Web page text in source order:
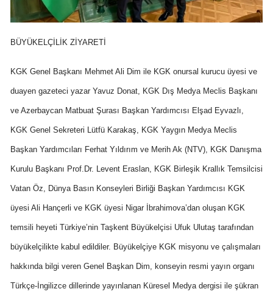
BÜYÜKELÇİLİK ZİYARETİ
KGK Genel Başkanı Mehmet Ali Dim ile KGK onursal kurucu üyesi ve
duayen gazeteci yazar Yavuz Donat, KGK Dış Medya Meclis Başkanı
ve Azerbaycan Matbuat Şurası Başkan Yardımcısı Elşad Eyvazlı,
KGK Genel Sekreteri Lütfü Karakaş, KGK Yaygın Medya Meclis
Başkan Yardımcıları Ferhat Yıldırım ve Merih Ak (NTV), KGK Danışma
Kurulu Başkanı Prof.Dr. Levent Eraslan, KGK Birleşik Krallık Temsilcisi
Vatan Öz, Dünya Basın Konseyleri Birliği Başkan Yardımcısı KGK
üyesi Ali Hançerli ve KGK üyesi Nigar İbrahimova’dan oluşan KGK
temsili heyeti Türkiye’nin Taşkent Büyükelçisi Ufuk Ulutaş tarafından
büyükelçilikte kabul edildiler. Büyükelçiye KGK misyonu ve çalışmaları
hakkında bilgi veren Genel Başkan Dim, konseyin resmi yayın organı
Türkçe-İngilizce dillerinde yayınlanan Küresel Medya dergisi ile şükran